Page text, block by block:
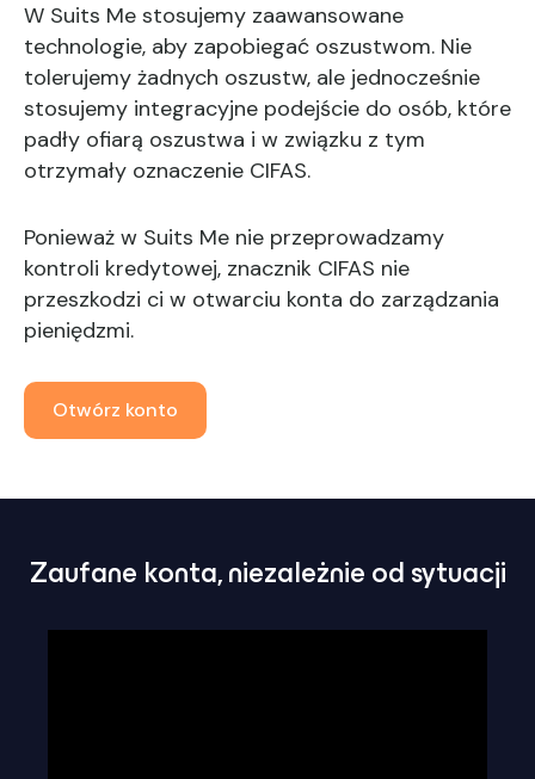
W Suits Me stosujemy zaawansowane
technologie, aby zapobiegać oszustwom. Nie
tolerujemy żadnych oszustw, ale jednocześnie
stosujemy integracyjne podejście do osób, które
padły ofiarą oszustwa i w związku z tym
otrzymały oznaczenie CIFAS.
Ponieważ w Suits Me nie przeprowadzamy
kontroli kredytowej, znacznik CIFAS nie
przeszkodzi ci w otwarciu konta do zarządzania
pieniędzmi.
Otwórz konto
Zaufane konta, niezależnie od sytuacji